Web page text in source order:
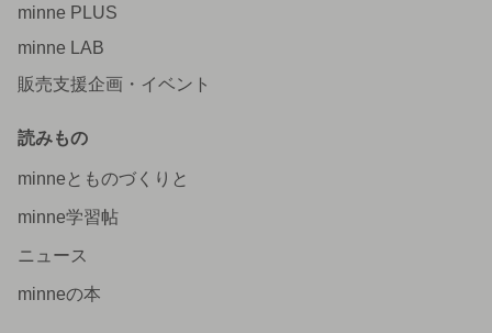
minne PLUS
minne LAB
販売支援企画・イベント
読みもの
minneとものづくりと
minne学習帖
ニュース
minneの本